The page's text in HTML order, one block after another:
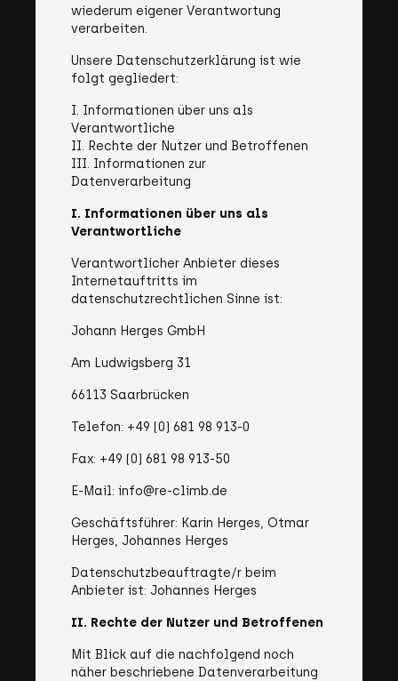
wiederum eigener Verantwortung
verarbeiten.
Unsere Datenschutzerklärung ist wie
folgt gegliedert:
I. Informationen über uns als
Verantwortliche
II. Rechte der Nutzer und Betroffenen
III. Informationen zur
Datenverarbeitung
I. Informationen über uns als
Verantwortliche
Verantwortlicher Anbieter dieses
Internetauftritts im
datenschutzrechtlichen Sinne ist:
Johann Herges GmbH
Am Ludwigsberg 31
66113 Saarbrücken
Telefon: +49 (0) 681 98 913-0
Fax: +49 (0) 681 98 913-50
E-Mail: info@re-climb.de
Geschäftsführer: Karin Herges, Otmar
Herges, Johannes Herges
Datenschutzbeauftragte/r beim
Anbieter ist: Johannes Herges
II. Rechte der Nutzer und Betroffenen
Mit Blick auf die nachfolgend noch
näher beschriebene Datenverarbeitung